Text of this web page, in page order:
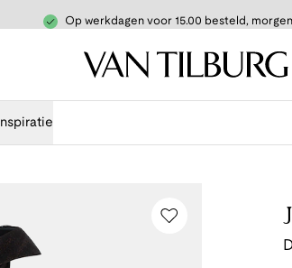
Op werkdagen voor 15.00 besteld,
Inspiratie